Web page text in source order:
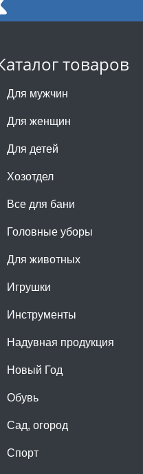
товаров
Для мужчин
Для женщин
Для детей
Хозотдел
Все для бани
Головные уборы
Для животных
Игрушки
Инструменты
Надувная продукция
Новый Год
Обувь
Сад, огород
Спорт